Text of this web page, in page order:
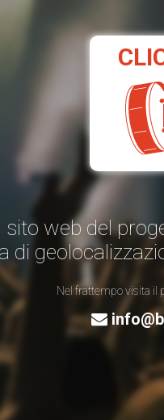
sito web del
di
Nel frattempo visita il